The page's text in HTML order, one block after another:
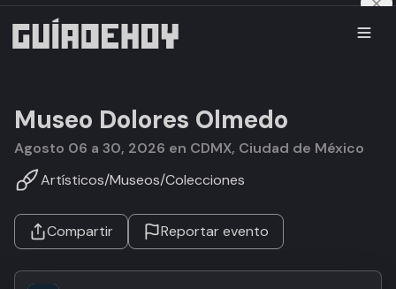
Museo Dolores Olmedo
agosto 06 a 30, 2026 en CDMX, Ciudad de México
Artísticos/Museos/Colecciones
Compartir Reportar evento